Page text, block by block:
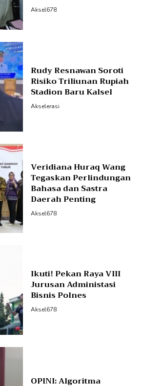
Aksel678
Rudy Resnawan Soroti
Risiko Triliunan Rupiah
Stadion Baru Kalsel
Akselerasi
Veridiana Huraq Wang
Tegaskan Perlindungan
Bahasa dan Sastra
Daerah Penting
Aksel678
Ikuti! Pekan Raya VIII
Jurusan Administasi
Bisnis Polnes
Aksel678
OPINI: Algoritma